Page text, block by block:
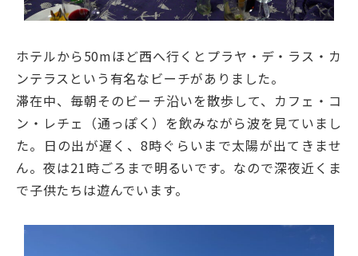
ホテルから50mほど西へ行くとプラヤ・デ・ラス・カ
ンテラスという有名なビーチがありました。
滞在中、毎朝そのビーチ沿いを散歩して、カフェ・コ
ン・レチェ（通っぽく）を飲みながら波を見ていまし
た。日の出が遅く、8時ぐらいまで太陽が出てきませ
ん。夜は21時ごろまで明るいです。なので深夜近くま
で子供たちは遊んでいます。